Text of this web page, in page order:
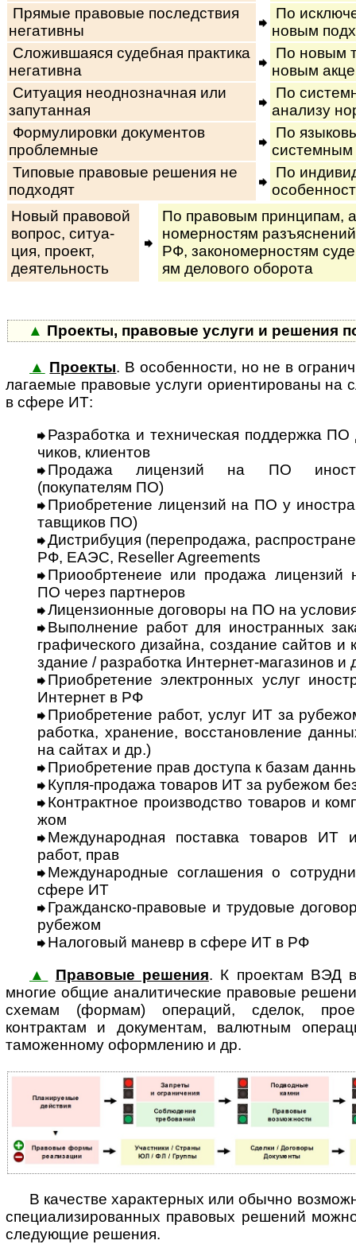
Прямые правовые последствия
негативны
По
новым
Сложившаяся судебная практика
негативна
По новым
новым
Ситуация неоднозначная или
запутанная
По
анализу
Формулировки документов
проблемные
По
системным
Типовые правовые решения не
подходят
По
Новый правовой
вопрос, си­ту­а­
ция, про­ект,
деятельность
По правовым принципам,
но­мер­нос­тям
РФ, за­ко­но­мер­нос­тям
ям де­ло­во­го оборота
▲ Проекты, правовые услуги и решения
▲ Проекты. В особенности, но не в
ла­га­е­мые правовые услуги ори­ен­ти­ро­ва­ны
в сфере ИТ:
Разработка и техническая поддержка
чи­ков, клиентов
Продажа лицензий на ПО
(покупателям ПО)
Приобретение лицензий на ПО у
тав­щи­ков ПО)
Дистрибуция (перепродажа,
РФ, ЕАЭС, Reseller Agreements
Приообртенеие или продажа лицензий
ПО через партнеров
Лицензионные договоры на ПО на
Выполнение работ для иностранных
гра­фи­чес­ко­го дизайна, создание сайтов и
зда­ние / разработка Интернет-магазинов и
Приобретение электронных услуг
Ин­тер­нет в РФ
Приобретение работ, услуг ИТ за
ра­бот­ка, хранение, восстановление
на сайтах и др.)
Приобретение прав доступа к базам
Купля-продажа товаров ИТ за рубежом
Контрактное производство товаров и
жом
Международная поставка товаров ИТ
работ, прав
Международные соглашения о
сфере ИТ
Гражданско-правовые и трудовые
рубежом
Налоговый маневр в сфере ИТ в РФ
▲
Правовые решения. К проектам ВЭД
многие общие аналитические правовые
схемам (формам) операций, сделок,
контрактам и документам, валютным
таможенному оформлению и др.
В качестве характерных или обычно
специализированных правовых решений
следующие решения.